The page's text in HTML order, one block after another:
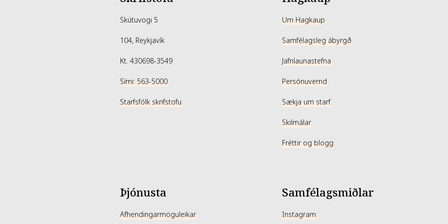
Skútuvogi 5
104, Reykjavík
Kt. 430698-3549
Sími: 563-5000
Starfsfólk skrifstofu
Um Hagkaup
Samfélagsleg ábyrgð
Jafnlaunastefna
Persónuvernd
Sækja um starf
Skilmálar
Fréttir og blogg
Þjónusta
Afhendingarmöguleikar
Samfélagsmiðlar
Instagram